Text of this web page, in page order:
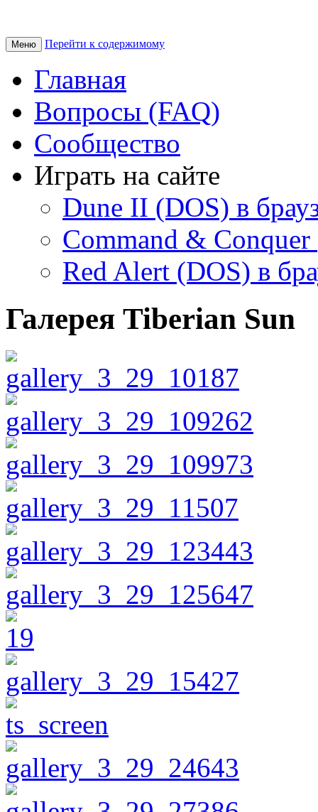
Меню Перейти к содержимому
Главная
Вопросы (FAQ)
Сообщество
Играть на сайте
Dune II (DOS) в
Command & Conquer
Red Alert (DOS) в
Галерея Tiberian Sun